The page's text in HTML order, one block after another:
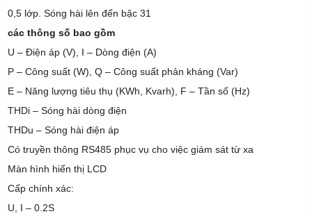
0,5 lớp. Sóng hài lên đến bậc 31
các thông số bao gồm
U – Điện áp (V), I – Dòng điện (A)
P – Công suất (W), Q – Công suất phản kháng (Var)
E – Năng lượng tiêu thụ (KWh, Kvarh), F – Tần số (Hz)
THDi – Sóng hài dòng điện
THDu – Sóng hài điện áp
Có truyền thông RS485 phục vụ cho việc giám sát từ xa
Màn hình hiển thị LCD
Cấp chính xác:
U, I – 0.2S